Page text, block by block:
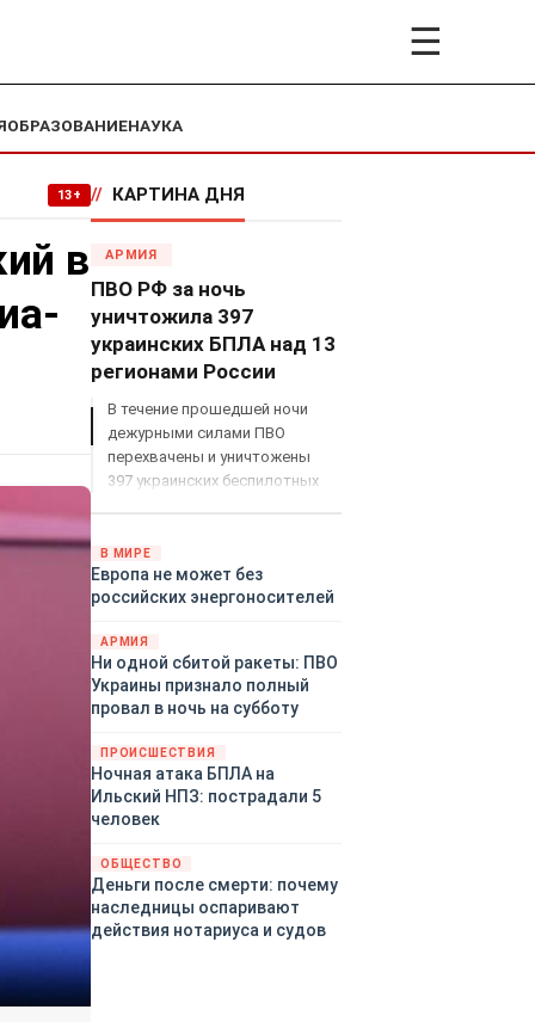
☰
ОБРАЗОВАНИЕНАУКА
13+
в
// КАРТИНА ДНЯ
АРМИЯ
ПВО РФ за ночь
уничтожила 397
украинских БПЛА над 13
регионами России
В течение прошедшей ночи
дежурными силами ПВО
перехвачены и уничтожены
397 украинских беспилотных
территориями Белгородской,
Брянской, Воронежской,
Курской, Липецкой,
Ростовской, Рязанской,
Самарской, Саратовской,
Тамбовской, Тульской
областей, Краснодарского
края, Республики Крым и над
акваторией Азовского моря.
В МИРЕ
Европа не может без
российских энергоносителей
АРМИЯ
Ни одной сбитой ракеты: ПВО
Украины признало полный
провал в ночь на субботу
ПРОИСШЕСТВИЯ
Ночная атака БПЛА на
Ильский НПЗ: пострадали 5
человек
ОБЩЕСТВО
Деньги после смерти: почему
наследницы оспаривают
действия нотариуса и судов